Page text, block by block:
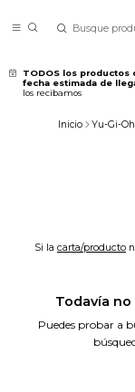
TODOS los productos
fecha estimada de
los recibamos
Inicio Yu-Gi-
Si la carta/producto
Todavía
Puedes probar a